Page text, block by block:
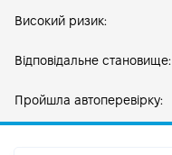
Високий ризик:
Відповідальне становище:
Пройшла автоперевірку: